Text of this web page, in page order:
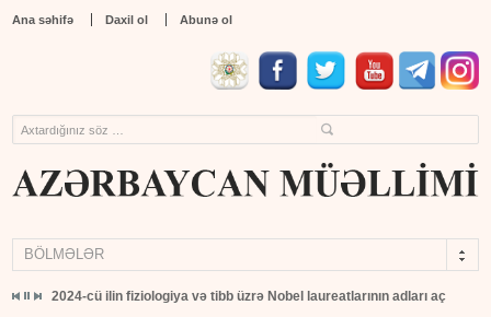
Ana səhifə Daxil ol Abunə ol
BÖLMƏLƏR
2024-cü ilin fiziologiya və tibb üzrə Nobel laureatlarının adları açıqlandı